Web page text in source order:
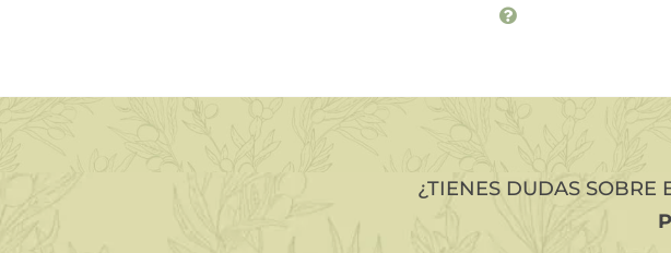
¿TIENES DUDAS SOBRE